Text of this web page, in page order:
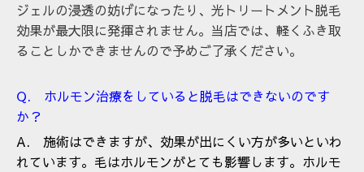
ジェルの浸透の妨げになったり、光トリートメント脱毛
効果が最大限に発揮されません。当店では、軽くふき取
ることしかできませんので予めご了承ください。
Q. ホルモン治療をしていると脱毛はできないのです
か？
A. 施術はできますが、効果が出にくい方が多いといわ
れています。毛はホルモンがとても影響します。ホルモ